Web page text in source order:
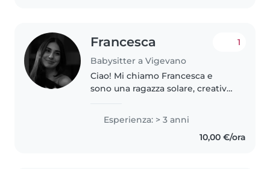
Francesca
Babysitter a Vigevano
1
Ciao! Mi chiamo Francesca e
sono una ragazza solare, creativa
passione per il mondo
dell'infanzia. Ho esperienza come
babysitter, anche con bambini
Esperienza: > 3 anni
10,00 €/ora